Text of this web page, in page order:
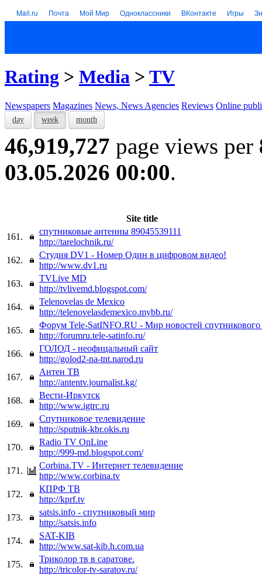
Mail.ru Почта Мой Мир Одноклассники ВКонтакте Игры
Rating > Media > TV
Newspapers Magazines News, News Agencies Reviews Online
day week month
46,919,727 page views per
03.05.2026 00:00.
Site title
161.
спутниковые антенны 89045539111
http://tarelochnik.ru/
162.
Студия DV1 - Номер Один в цифровом видео!
http://www.dv1.ru
163.
TVLive MD
http://tvlivemd.blogspot.com/
164.
Telenovelas de Mexico
http://telenovelasdemexico.mybb.ru/
165.
Форум Tele-SatINFO.RU - Мир новостей
http://forumru.tele-satinfo.ru/
166.
ГОЛОД - неофицальный сайт
http://golod2-na-tnt.narod.ru
167.
Антен ТВ
http://antentv.journalist.kg/
168.
Вести-Иркутск
http://www.igtrc.ru
169.
Спутниковое телевидение
http://sputnik-kbr.okis.ru
170.
Radio TV OnLine
http://999-md.blogspot.com/
171.
Corbina.TV - Интернет телевидение
http://www.corbina.tv
172.
КПРФ ТВ
http://kprf.tv
173.
satsis.info - спутниковый мир
http://satsis.info
174.
SAT-KIB
http://www.sat-kib.h.com.ua
175.
Триколор тв в саратове.
http://tricolor-tv-saratov.ru/